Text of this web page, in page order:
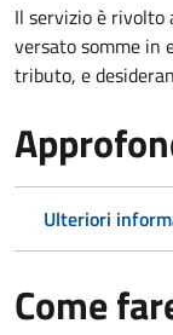
Il servizio è
versato somme in
tributo, e
Ulteriori
Come